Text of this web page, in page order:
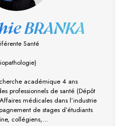
BRANKA
Santé
académique 4 ans
professionnels de santé (Dépôt
médicales dans l’industrie
de stages d’étudiants
collégiens,…